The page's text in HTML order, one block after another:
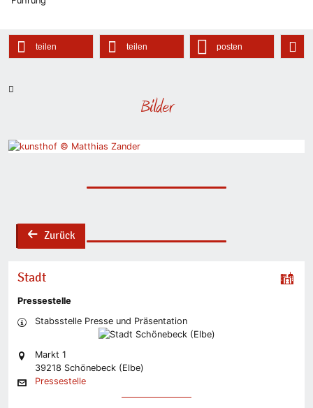
teilen teilen posten
Bilder
backZurück
Stadt
Pressestelle
Stabsstelle Presse und Präsentation
Markt 1
39218 Schönebeck (Elbe)
Pressestelle